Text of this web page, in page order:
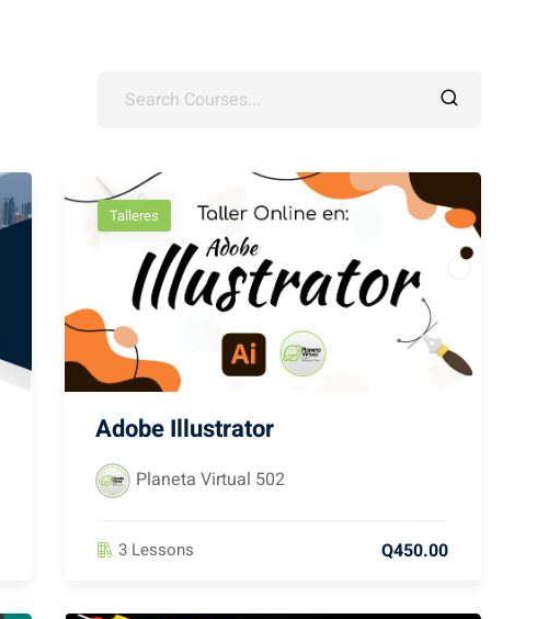
Talleres
Adobe Illustrator
Planeta Virtual 502
3 Lessons Q450.00